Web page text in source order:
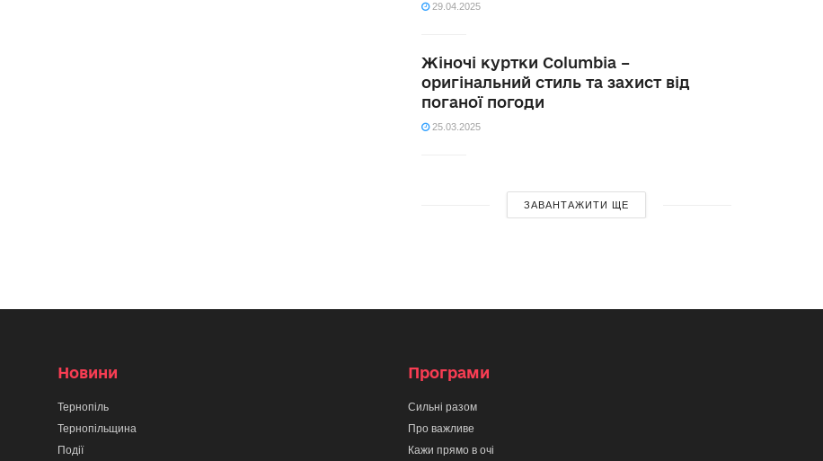
29.04.2025
Жіночі куртки Columbia –
оригінальний стиль та захист від
поганої погоди
25.03.2025
ЗАВАНТАЖИТИ ЩЕ
Новини
Тернопіль
Тернопільщина
Події
Програми
Сильні разом
Про важливе
Кажи прямо в очі